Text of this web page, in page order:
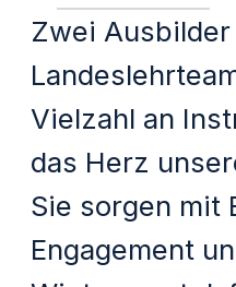
Zwei Ausbilder
Vielzahl an
das Herz
Sie sorgen mit
Engagement